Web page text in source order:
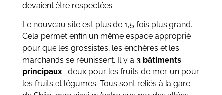
devaient être respectées.
Le nouveau site est plus de 1,5 fois plus grand.
Cela permet enfin un même espace approprié
pour que les grossistes, les enchères et les
marchands se réunissent. Il y a 3 bâtiments
principaux: deux pour les fruits de mer, un pour
les fruits et légumes. Tous sont reliés à la gare